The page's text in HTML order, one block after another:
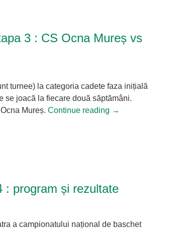
3 : CS Ocna Mureș vs
turnee) la categoria cadete faza inițială
se joacă la fiecare două săptămâni.
Mureș. Continue reading →
: program și rezultate
a campionatului național de baschet